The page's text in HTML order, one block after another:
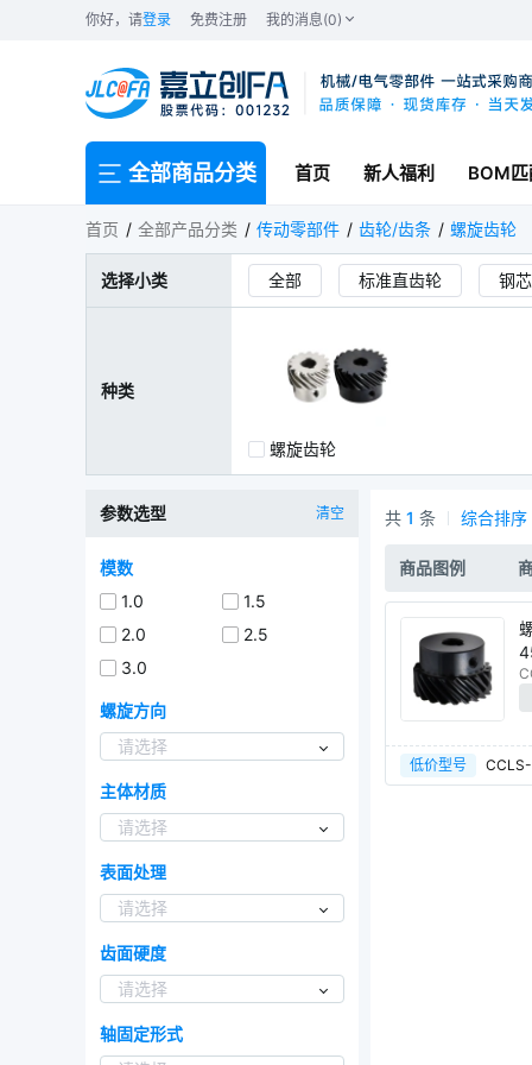
你好，请登录 免费注册 我的消息(0)
全部商品分类 首页 新人福利 BOM匹
首页 全部产品分类 传动零部件 齿轮/齿条 螺旋齿轮
选择小类 全部 标准直齿轮 钢
零背隙齿条
种类
螺旋齿轮
参数选型 清空
模数
1.0
1.5
2.0
2.5
3.0
螺旋方向
请选择
主体材质
请选择
表面处理
请选择
齿面硬度
请选择
轴固定形式
螺旋齿轮商品列表
共 1 条 综合排序
商品图例
低价型号